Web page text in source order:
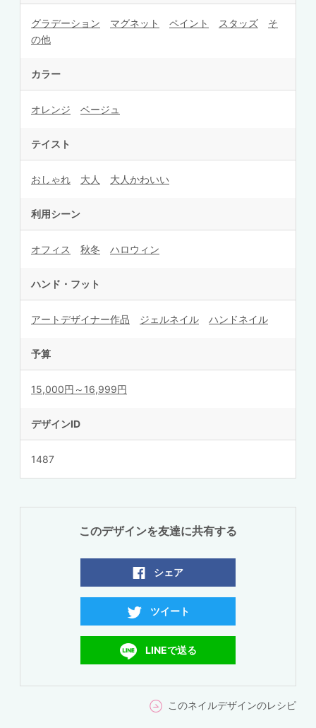
グラデーション マグネット ペイント スタッズ
そ
の他
カラー
オレンジ ベージュ
テイスト
おしゃれ 大人 大人かわいい
利用シーン
オフィス 秋冬 ハロウィン
ハンド・フット
アートデザイナー作品 ジェルネイル ハンドネイル
予算
15,000円～16,999円
デザインID
1487
このデザインを友達に共有する
シェア
ツイート
LINEで送る
このネイルデザインのレシピ